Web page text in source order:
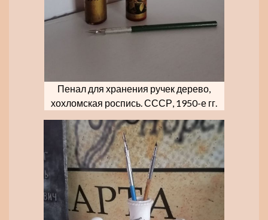
Пенал для хранения ручек дерево,
хохломская роспись. СССР, 1950-е гг.